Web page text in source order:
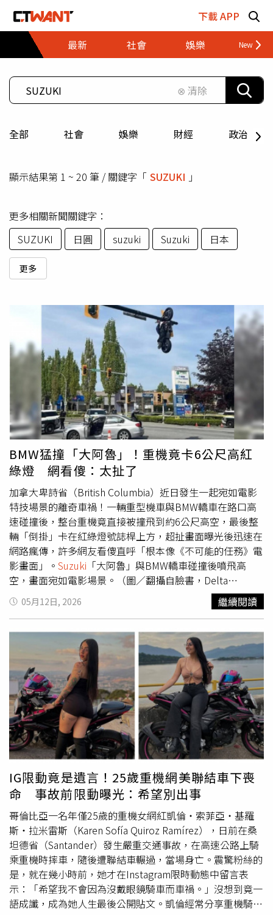
下載 APP
最新
社會 娛樂 財經
⊗ 清除
全部 社會 娛樂 財經 政治
顯示結果第 1 ~ 20 筆 / 關鍵字「 SUZUKI 」
更多相關新聞關鍵字：
SUZUKI
日圓 suzuki Suzuki 日本
更多
BMW猛撞「大阿魯」！重機竟卡6公尺高紅
綠燈 網看傻：太扯了
加拿大卑詩省（British Columbia）近日發生一起宛如電影
特技場景的離奇車禍！一輛重型機車與BMW轎車在路口高
速碰撞後，整台重機竟直接被撞飛到約6公尺高空，最後整
輛「倒掛」卡在紅綠燈號誌桿上方，超扯畫面曝光後迅速在
網路瘋傳，許多網友看傻直呼「根本像《不可能的任務》電
影畫面」。 Suzuki 「大阿魯」與BMW轎車碰撞後噴飛高
空，畫面宛如電影場景。（圖／翻攝自臉書，Delta
Firefighters IAFF Local 1763）根據外媒與當地警方說法，
事故發生在加拿大卑詩省北三角洲（North Delta）與素里
市（Surrey）交界附近，地點位於Scott Road 7100號街
區、鄰近72大道（72nd Avenue）與120街（120th
Street）一帶，距離溫哥華（Vancouver）市中心東南方約
32公里。警方指出，事故發生於當地時間週六下午接近3
時，一輛BMW 3系列轎車與重型機車在路口發生猛烈碰
撞，撞擊瞬間力道驚人，導致機車整輛彈飛至半空中，最後
竟剛好卡進交通號誌橫桿結構內。從現場曝光照片與影片可
見，整輛重機懸掛在紅綠燈上方，車頭與前叉結構被號誌桿
穿過，整台車就這樣「掛在天上」，畫面極度誇張，甚至讓
不少人第一眼誤以為是假照片或AI生成圖。據了解，事故中
的重機疑似為2027年式鈴木（Suzuki）GSX-R1000R 40週
年紀念版，也就是台灣車迷俗稱的「大阿魯」，搭載四缸
DOHC引擎，性能相當強悍。而轎車則疑似為BMW E90世
代3系列車款。外媒分析指出，GSX-R1000R車重約204公
斤，若再加上騎士體重，等於超過270公斤重的車體與人
員，在撞擊瞬間整個被拋飛到高空，可見當時撞擊力道相當
驚人。不少目擊民眾也被眼前景象嚇壞，形容原本以為只是
普通車禍，沒想到抬頭竟發現機車懸掛在號誌桿上，「像遊
戲或電影才會出現的場景」。甚至有人表示，第一時間只看
到地面散落殘骸，還找不到另一輛車，直到抬頭才驚覺「機
05月12日, 2026 繼續閱讀
IG限動竟是遺言！25歲重機網美聯結車下喪
命 事故前限動曝光：希望別出事
哥倫比亞一名年僅25歲的重機女網紅凱倫・索菲亞・基羅
斯・拉米雷斯（Karen Sofía Quiroz Ramírez），日前在桑
坦德省（Santander）發生嚴重交通事故，在高速公路上騎
乘重機時摔車，隨後遭聯結車輾過，當場身亡。震驚粉絲的
是，就在幾小時前，她才在Instagram限時動態中留言表
示：「希望我不會因為沒戴眼鏡騎車而車禍。」沒想到竟一
語成讖，成為她人生最後公開貼文。凱倫經常分享重機騎乘